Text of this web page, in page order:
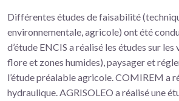
Différentes études de faisabilité
environnementale, agricole) ont été
d’étude ENCIS a réalisé les études sur
flore et zones humides), paysager et
l’étude préalable agricole. COMIREM a
hydraulique. AGRISOLEO a réalisé une